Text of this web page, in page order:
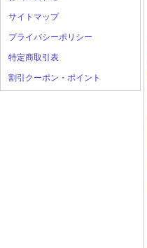
サイトマップ
プライバシーポリシー
特定商取引表
割引クーポン・ポイント